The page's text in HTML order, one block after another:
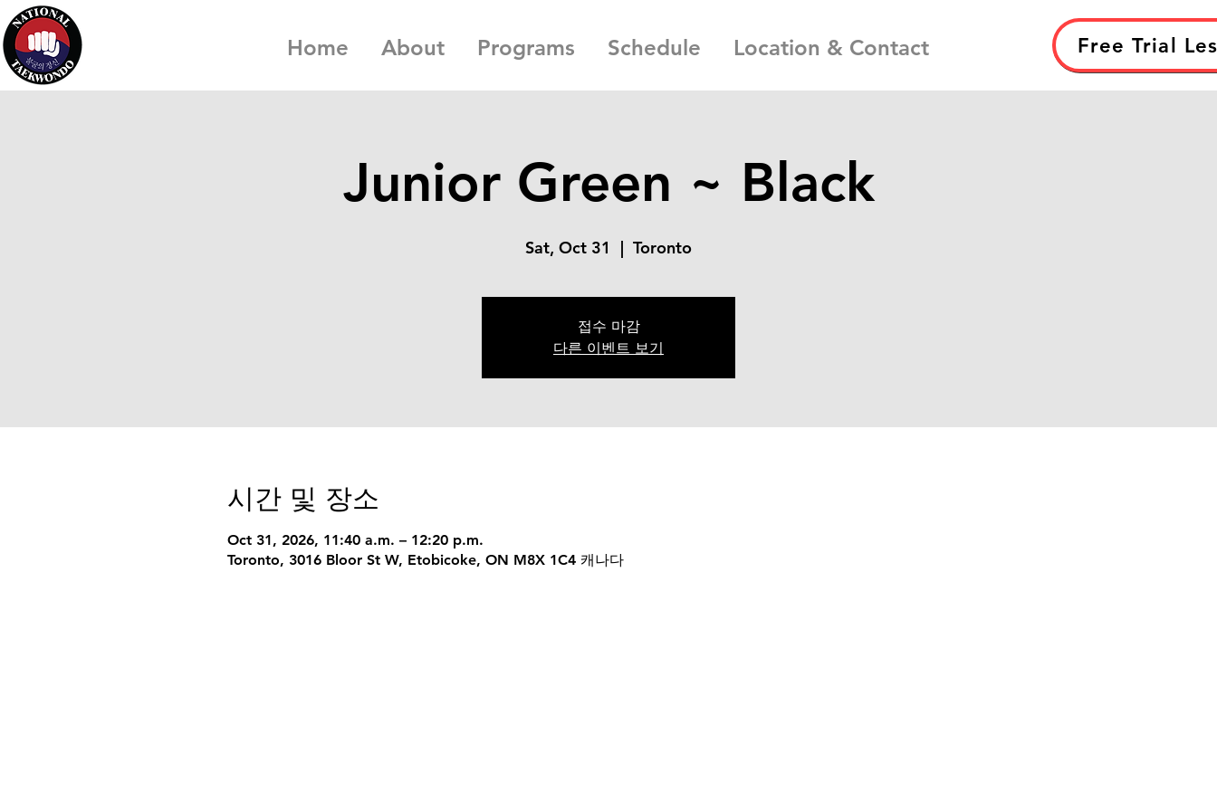
Home About Programs Schedule Location & Contact Free Trial
Junior Green ~ Black
Sat, Oct 31
  |
Toronto
접수 마감
다른 이벤트 보기
시간 및 장소
Oct 31, 2026, 11:40 a.m. – 12:20 p.m.
Toronto, 3016 Bloor St W, Etobicoke, ON M8X 1C4 캐나다